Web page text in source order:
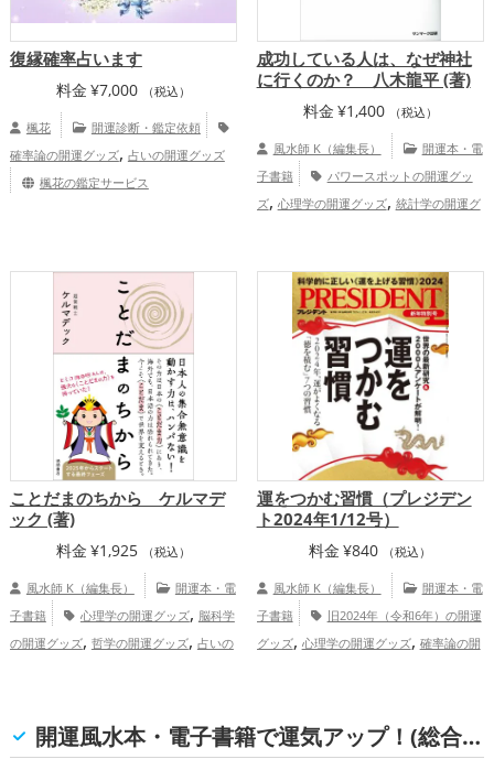
復縁確率占います
料金 ¥7,000 （税込）
楓花
開運診断・鑑定依頼
確率論の開運グッズ, 占いの開運グッズ
楓花の鑑定サービス
成功している人は、なぜ神社
に行くのか？ 八木龍平 (著)
料金 ¥1,400 （税込）
風水師 K（編集長）
開運本・電
子書籍
パワースポットの開運グッ
ズ, 心理学の開運グッズ, 統計学の開運グ
ピリチュアルの開運グッズ
金運ア
仕事運アップ,総合運・全体運アッ
ことだまのちから ケルマデ
ック (著)
料金 ¥1,925 （税込）
風水師 K（編集長）
開運本・電
子書籍
心理学の開運グッズ, 脳科学
の開運グッズ, 哲学の開運グッズ, 占いの
,総合運・全体運アップ
運をつかむ習慣（プレジデン
ト2024年1/12号）
料金 ¥840 （税込）
風水師 K（編集長）
開運本・電
子書籍
旧2024年（令和6年）の開運
グッズ, 心理学の開運グッズ, 確率論の開
家庭運・家族運アップ,総合運・全体運ア
ップ
開運風水本・電子書籍で運気アップ！(総合運・全体運)